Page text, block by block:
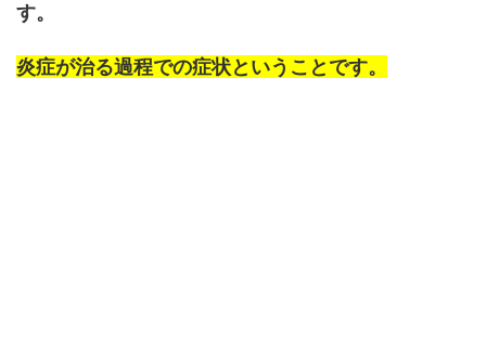
す。
炎症が治る過程での症状ということです。